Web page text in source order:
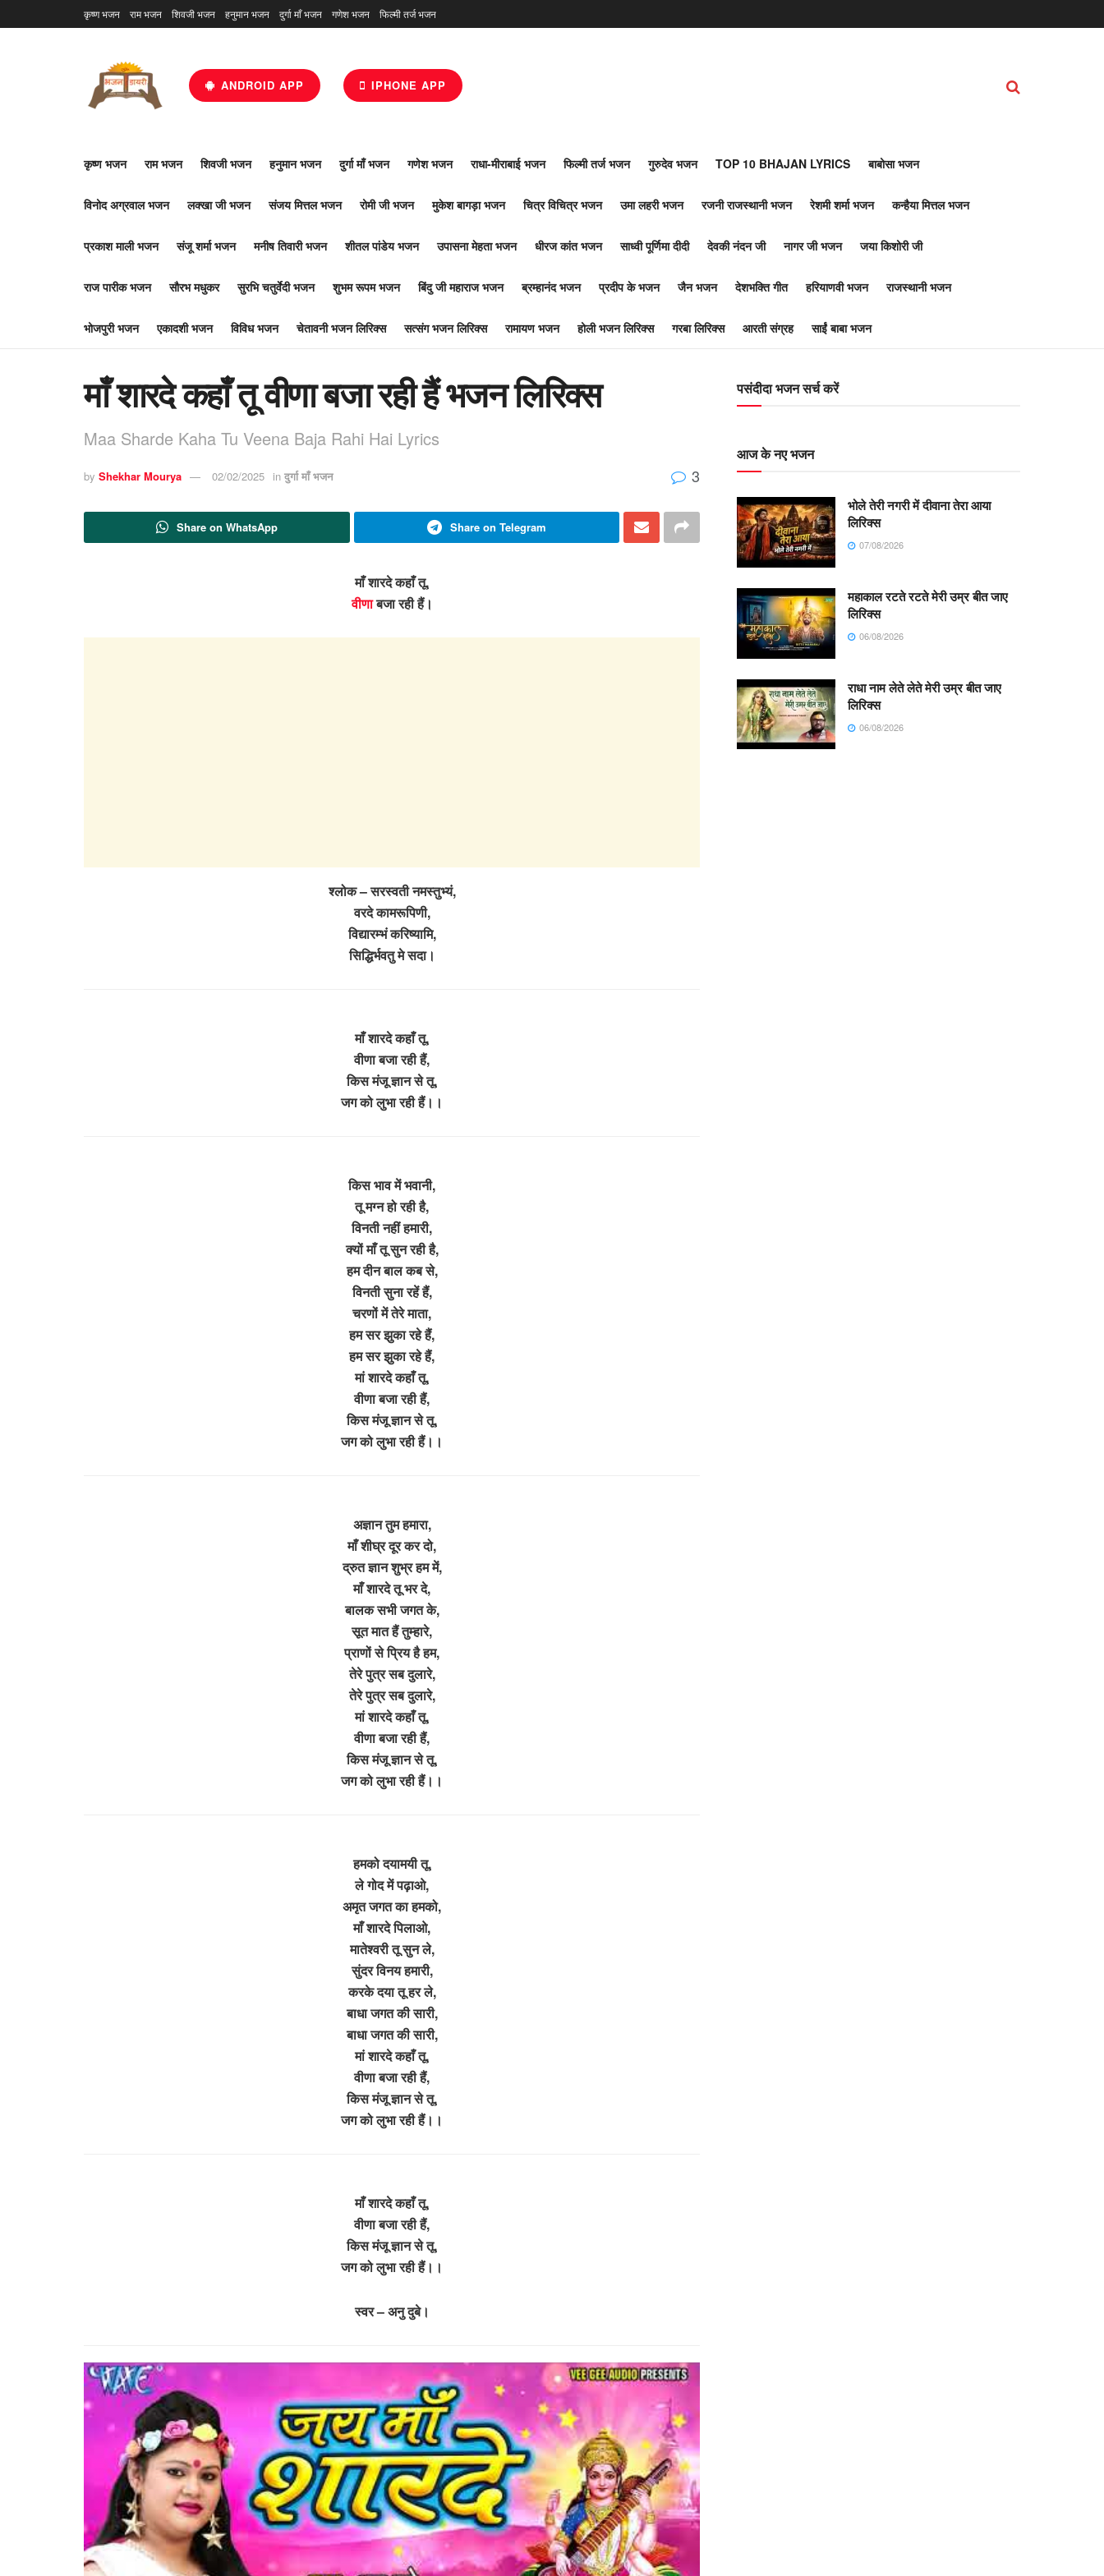
कृष्ण भजन राम भजन शिवजी भजन हनुमान भजन दुर्गा माँ भजन गणेश भजन फिल्मी तर्ज भजन
ANDROID APP IPHONE APP
कृष्ण भजन राम भजन शिवजी भजन हनुमान भजन दुर्गा माँ भजन गणेश भजन राधा-मीराबाई भजन फिल्मी तर्ज भजन गुरुदेव भजन TOP 10 BHAJAN LYRICS बाबोसा भजन
विनोद अग्रवाल भजन लक्खा जी भजन संजय मित्तल भजन रोमी जी भजन मुकेश बागड़ा भजन चित्र विचित्र भजन उमा लहरी भजन रजनी राजस्थानी भजन रेशमी शर्मा भजन कन्हैया मित्तल भजन
प्रकाश माली भजन संजू शर्मा भजन मनीष तिवारी भजन शीतल पांडेय भजन उपासना मेहता भजन धीरज कांत भजन साध्वी पूर्णिमा दीदी देवकी नंदन जी नागर जी भजन जया किशोरी जी
राज पारीक भजन सौरभ मधुकर सुरभि चतुर्वेदी भजन शुभम रूपम भजन बिंदु जी महाराज भजन ब्रम्हानंद भजन प्रदीप के भजन जैन भजन देशभक्ति गीत हरियाणवी भजन राजस्थानी भजन
भोजपुरी भजन एकादशी भजन विविध भजन चेतावनी भजन लिरिक्स सत्संग भजन लिरिक्स रामायण भजन होली भजन लिरिक्स गरबा लिरिक्स आरती संग्रह साईं बाबा भजन
माँ शारदे कहाँ तू वीणा बजा रही हैं भजन लिरिक्स
Maa Sharde Kaha Tu Veena Baja Rahi Hai Lyrics
by Shekhar Mourya 02/02/2025 in दुर्गा माँ भजन 3
Share on WhatsApp Share on Telegram
माँ शारदे कहाँ तू,
वीणाबजा रही हैं।
श्लोक – सरस्वती नमस्तुभ्यं,
वरदे कामरूपिणी,
विद्यारम्भं करिष्यामि,
सिद्धिर्भवतु मे सदा।
माँ शारदे कहाँ तू,
वीणा बजा रही हैं,
किस मंजू ज्ञान से तू,
जग को लुभा रही हैं।।
किस भाव में भवानी,
तू मग्न हो रही है,
विनती नहीं हमारी,
क्यों माँ तू सुन रही है,
हम दीन बाल कब से,
विनती सुना रहें हैं,
चरणों में तेरे माता,
हम सर झुका रहे हैं,
हम सर झुका रहे हैं,
मां शारदे कहाँ तू,
वीणा बजा रही हैं,
किस मंजू ज्ञान से तू,
जग को लुभा रही हैं।।
अज्ञान तुम हमारा,
माँ शीघ्र दूर कर दो,
द्रुत ज्ञान शुभ्र हम में,
माँ शारदे तू भर दे,
बालक सभी जगत के,
सूत मात हैं तुम्हारे,
प्राणों से प्रिय है हम,
तेरे पुत्र सब दुलारे,
तेरे पुत्र सब दुलारे,
मां शारदे कहाँ तू,
वीणा बजा रही हैं,
किस मंजू ज्ञान से तू,
जग को लुभा रही हैं।।
हमको दयामयी तू,
ले गोद में पढ़ाओ,
अमृत जगत का हमको,
माँ शारदे पिलाओ,
मातेश्वरी तू सुन ले,
सुंदर विनय हमारी,
करके दया तू हर ले,
बाधा जगत की सारी,
बाधा जगत की सारी,
मां शारदे कहाँ तू,
वीणा बजा रही हैं,
किस मंजू ज्ञान से तू,
जग को लुभा रही हैं।।
माँ शारदे कहाँ तू,
वीणा बजा रही हैं,
किस मंजू ज्ञान से तू,
जग को लुभा रही हैं।।
स्वर – अनु दुबे।
पसंदीदा भजन सर्च करें
आज के नए भजन
भोले तेरी नगरी में दीवाना तेरा आया
लिरिक्स
07/08/2026
महाकाल रटते रटते मेरी उम्र बीत जाए
लिरिक्स
06/08/2026
राधा नाम लेते लेते मेरी उम्र बीत जाए
लिरिक्स
06/08/2026